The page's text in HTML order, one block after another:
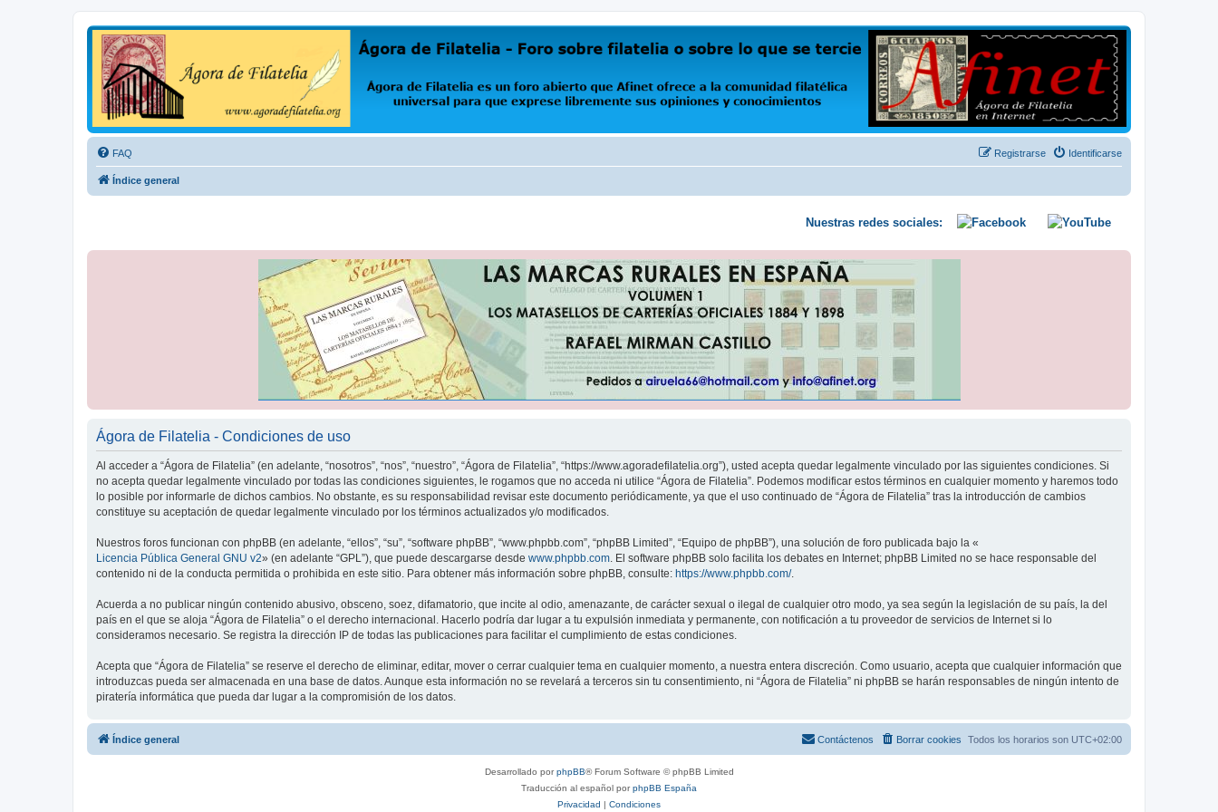
Ágora de Filatelia
Foro sobre filatelia o sobre lo que se tercie. Ágora de Filatelia es un foro abierto que Afinet ofrece a la comunidad filatélica universal para que exprese libremente sus opiniones y conocimientos
FAQ Identificarse
Registrarse
Índice general
Nuestras redes sociales:
Ágora de Filatelia - Condiciones de uso
Al acceder a “Ágora de Filatelia” (en adelante, “nosotros”, “nos”, “nuestro”, “Ágora de Filatelia”, “https://www.agoradefilatelia.org”), usted acepta quedar legalmente vinculado por las siguientes condiciones. Si
no acepta quedar legalmente vinculado por todas las condiciones siguientes, le rogamos que no acceda ni utilice “Ágora de Filatelia”. Podemos modificar estos términos en cualquier momento y haremos todo
lo posible por informarle de dichos cambios. No obstante, es su responsabilidad revisar este documento periódicamente, ya que el uso continuado de “Ágora de Filatelia” tras la introducción de cambios
constituye su aceptación de quedar legalmente vinculado por los términos actualizados y/o modificados.
Nuestros foros funcionan con phpBB (en adelante, “ellos”, “su”, “software phpBB”, “www.phpbb.com”, “phpBB Limited”, “Equipo de phpBB”), una solución de foro publicada bajo la «
Licencia Pública General GNU v2» (en adelante “GPL”), que puede descargarse desde www.phpbb.com. El software phpBB solo facilita los debates en Internet; phpBB Limited no se hace responsable del
contenido ni de la conducta permitida o prohibida en este sitio. Para obtener más información sobre phpBB, consulte: https://www.phpbb.com/.
Acuerda a no publicar ningún contenido abusivo, obsceno, soez, difamatorio, que incite al odio, amenazante, de carácter sexual o ilegal de cualquier otro modo, ya sea según la legislación de su país, la del
país en el que se aloja “Ágora de Filatelia” o el derecho internacional. Hacerlo podría dar lugar a tu expulsión inmediata y permanente, con notificación a tu proveedor de servicios de Internet si lo
consideramos necesario. Se registra la dirección IP de todas las publicaciones para facilitar el cumplimiento de estas condiciones.
Acepta que “Ágora de Filatelia” se reserve el derecho de eliminar, editar, mover o cerrar cualquier tema en cualquier momento, a nuestra entera discreción. Como usuario, acepta que cualquier información que
introduzcas pueda ser almacenada en una base de datos. Aunque esta información no se revelará a terceros sin tu consentimiento, ni “Ágora de Filatelia” ni phpBB se harán responsables de ningún intento de
piratería informática que pueda dar lugar a la compromisión de los datos.
Índice general Todos los horarios son UTC+02:00
Borrar cookies
Contáctenos
Desarrollado porphpBB® Forum Software © phpBB Limited
Traducción al español porphpBB España
Privacidad | Condiciones